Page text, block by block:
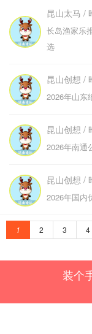
昆山太马 /
长岛渔家乐
选
昆山创想 /
2026年山东
昆山创想 /
2026年南通
昆山创想 /
2026年国内
1 2 3 4
装个